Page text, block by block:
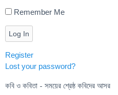
Remember Me
Log In
Register
Lost your password?
কবি ও কবিতা - সময়ের শ্রেষ্ঠ কবিদের আসর